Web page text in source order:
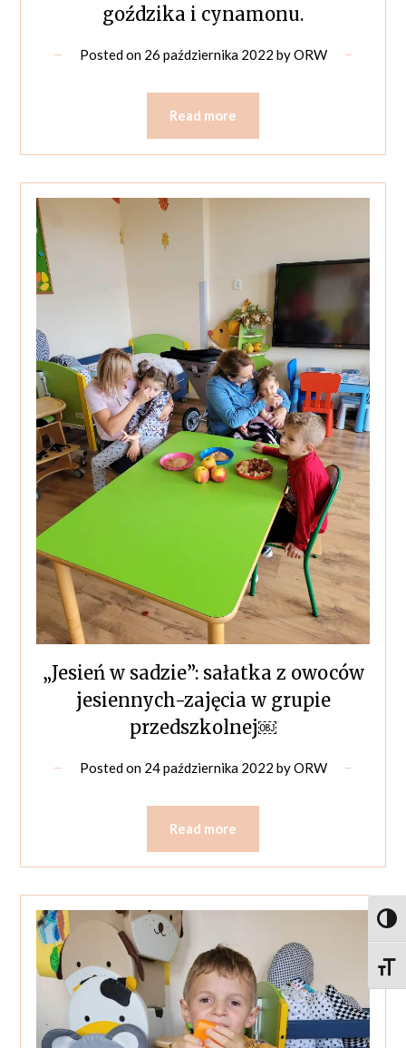
goździka i cynamonu.
Posted on 26 października 2022 byORW
Read more
„Jesień w sadzie”: sałatka z owoców
jesiennych-zajęcia w grupie
przedszkolnej￼
Posted on 24 października 2022 byORW
Read more